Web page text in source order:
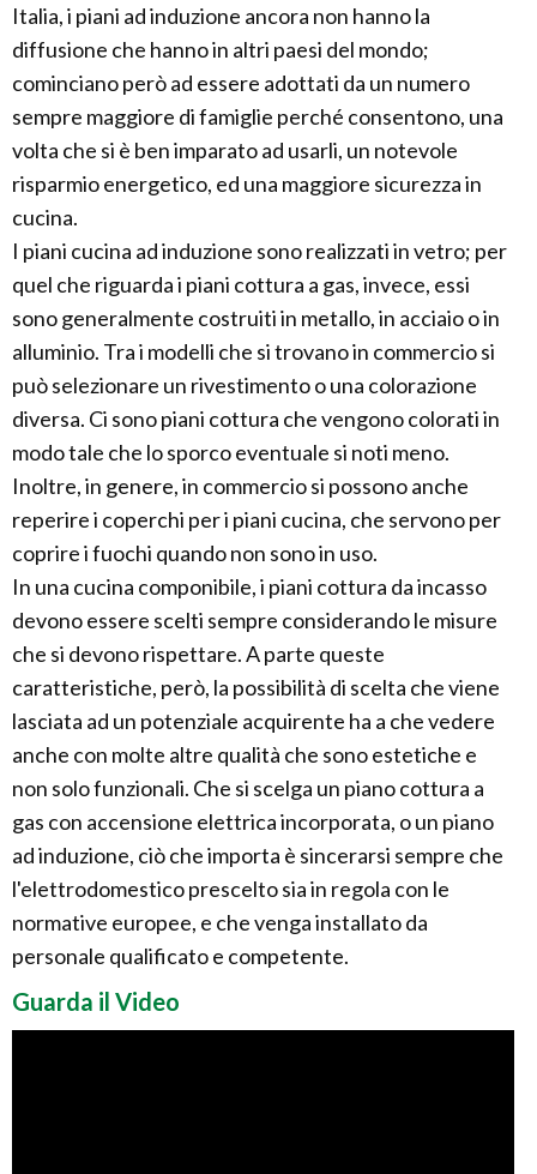
Italia, i piani ad induzione ancora non hanno la
diffusione che hanno in altri paesi del mondo;
cominciano però ad essere adottati da un numero
sempre maggiore di famiglie perché consentono, una
volta che si è ben imparato ad usarli, un notevole
risparmio energetico, ed una maggiore sicurezza in
cucina.
I piani cucina ad induzione sono realizzati in vetro; per
quel che riguarda i piani cottura a gas, invece, essi
sono generalmente costruiti in metallo, in acciaio o in
alluminio. Tra i modelli che si trovano in commercio si
può selezionare un rivestimento o una colorazione
diversa. Ci sono piani cottura che vengono colorati in
modo tale che lo sporco eventuale si noti meno.
Inoltre, in genere, in commercio si possono anche
reperire i coperchi per i piani cucina, che servono per
coprire i fuochi quando non sono in uso.
In una cucina componibile, i piani cottura da incasso
devono essere scelti sempre considerando le misure
che si devono rispettare. A parte queste
caratteristiche, però, la possibilità di scelta che viene
lasciata ad un potenziale acquirente ha a che vedere
anche con molte altre qualità che sono estetiche e
non solo funzionali. Che si scelga un piano cottura a
gas con accensione elettrica incorporata, o un piano
ad induzione, ciò che importa è sincerarsi sempre che
l'elettrodomestico prescelto sia in regola con le
normative europee, e che venga installato da
personale qualificato e competente.
Guarda il Video